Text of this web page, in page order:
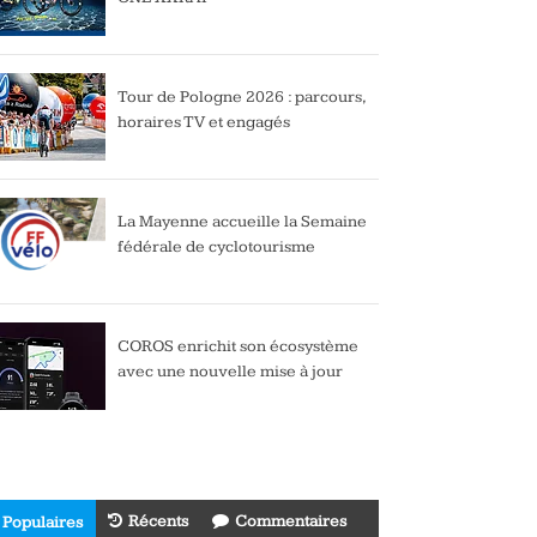
Tour de Pologne 2026 : parcours,
horaires TV et engagés
La Mayenne accueille la Semaine
fédérale de cyclotourisme
COROS enrichit son écosystème
avec une nouvelle mise à jour
Populaires Récents Commentaires